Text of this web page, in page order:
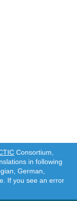
Consortium,
in following
German,
If you see an error